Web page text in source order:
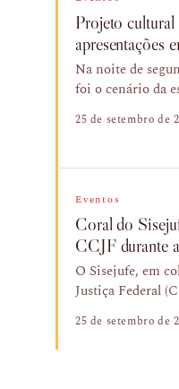
Projeto cultural
apresentações
Na noite de
foi o cenário da
25 de setembro de
Eventos
Coral do
CCJF durante
O Sisejufe, em
Justiça Federal
25 de setembro de